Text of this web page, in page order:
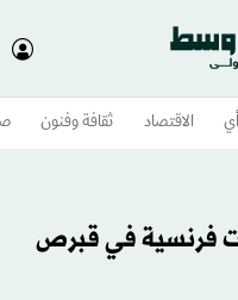
الاقتصاد ثقافة وفنون
فرنسية في قبرص